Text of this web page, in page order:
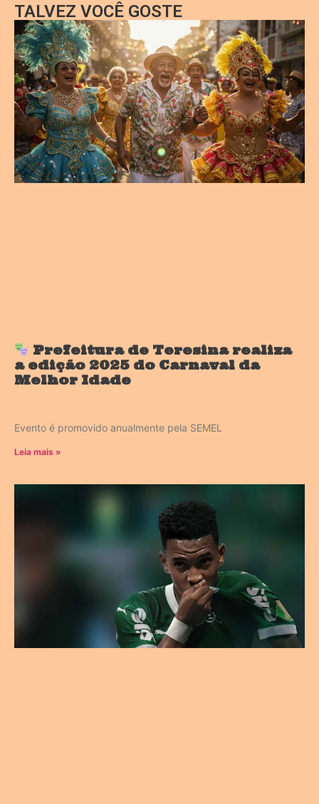
TALVEZ VOCÊ GOSTE
Prefeitura de Teresina realiza
a edição 2025 do Carnaval da
Melhor Idade
Evento é promovido anualmente pela SEMEL
Leia mais »